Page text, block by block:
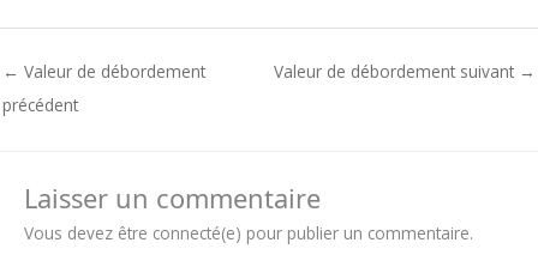
← Valeur de débordement
précédent
Valeur de débordement suivant →
Laisser un commentaire
Vous devez être connecté(e) pour publier un commentaire.